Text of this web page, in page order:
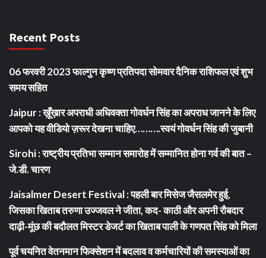
Recent Posts
06 फरवरी 2023 फाल्गुन कृष्ण प्रतिपदा सोमवार दैनिक राशिफल एवं शुभ
समय सहित
Jaipur : ख़ूँख़ार अपराधी अधिवक्ता गोवर्धन सिंह का अपराध जानने के लिए
आपको यह वीडियो ज़रूर देखना चाहिए……….स्वयं गोवर्धन सिंह की जुबानी
Sirohi : राष्ट्रीय प्रतिभा सम्मान समारोह में सम्मानित होना गर्व की बात –
जे.डी. चारण
Jaisalmer Desert Festival : पहली बार मिसेज जैसलमेर हुई,
जिसका खिताब तरुणा उज्जवल ने जीता, कद- काठी और अपनी रौबदार
दाढ़ी-मूंछ की बदौलत मिस्टर डेजर्ट का खिताब पाली के गणपत सिंह को मिला
पूर्व चयनित वेतनमान फिक्सेशन में बदलाव व कर्मचारियों की समस्याओं का